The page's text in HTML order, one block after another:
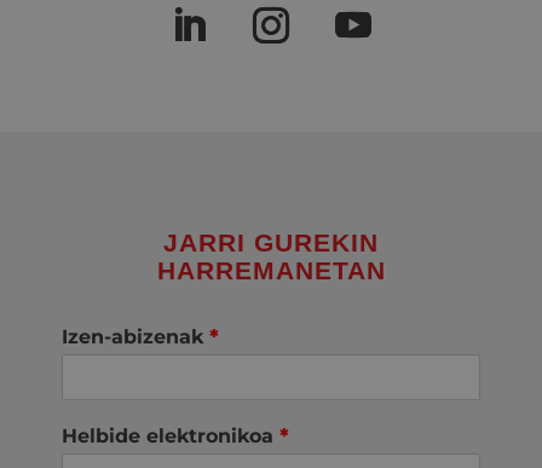
JARRI GUREKIN
HARREMANETAN
Izen-abizenak *
Helbide elektronikoa *